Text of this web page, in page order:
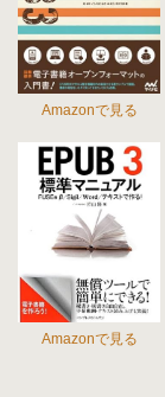
Amazonで見る
Amazonで見る